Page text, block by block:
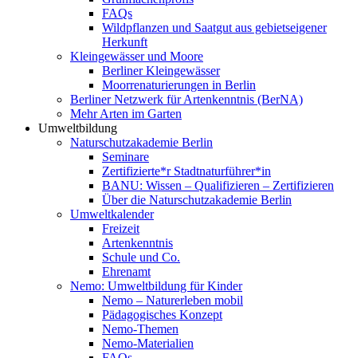
FAQs
Wildpflanzen und Saatgut aus gebietseigener
Herkunft
Kleingewässer und Moore
Berliner Kleingewässer
Moorrenaturierungen in Berlin
Berliner Netzwerk für Artenkenntnis (BerNA)
Mehr Arten im Garten
Umweltbildung
Naturschutzakademie Berlin
Seminare
Zertifizierte*r Stadtnaturführer*in
BANU: Wissen – Qualifizieren – Zertifizieren
Über die Naturschutzakademie Berlin
Umweltkalender
Freizeit
Artenkenntnis
Schule und Co.
Ehrenamt
Nemo: Umweltbildung für Kinder
Nemo – Naturerleben mobil
Pädagogisches Konzept
Nemo-Themen
Nemo-Materialien